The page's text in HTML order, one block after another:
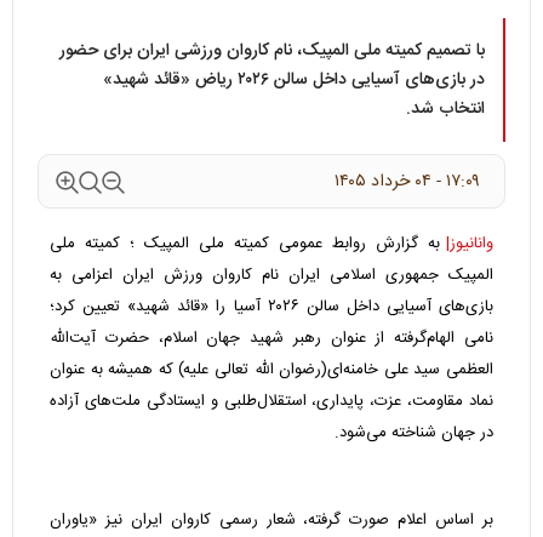
با تصمیم کمیته ملی المپیک، نام کاروان ورزشی ایران برای حضور
در بازی‌های آسیایی داخل سالن ۲۰۲۶ ریاض «قائد شهید»
انتخاب شد.
۱۷:۰۹ - ۰۴ خرداد ۱۴۰۵
وانانیوز| به گزارش روابط عمومی کمیته ملی المپیک ؛ کمیته ملی
المپیک جمهوری اسلامی ایران نام کاروان ورزش ایران اعزامی به
بازی‌های آسیایی داخل سالن ۲۰۲۶ آسیا را «قائد شهید» تعیین کرد؛
نامی الهام‌گرفته از عنوان رهبر شهید جهان اسلام، حضرت آیت‌الله
العظمی سید علی خامنه‌ای(رضوان الله تعالی علیه) که همیشه به عنوان
نماد مقاومت، عزت، پایداری، استقلال‌طلبی و ایستادگی ملت‌های آزاده
در جهان شناخته می‌شود.
بر اساس اعلام صورت گرفته، شعار رسمی کاروان ایران نیز «یاوران